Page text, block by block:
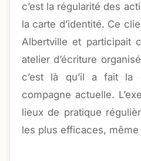
c’est la régularité des
la carte d’identité. Ce
Albertville et participait
atelier d’écriture
c’est là qu’il a fait la
compagne actuelle.
lieux de pratique
les plus efficaces, même